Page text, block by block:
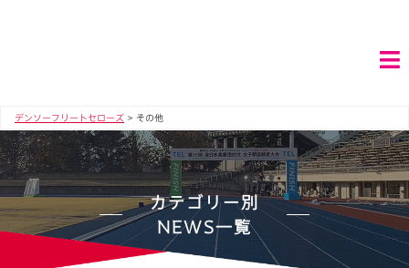
デンソーフリートセローズ > その他
カテゴリー別
NEWS一覧